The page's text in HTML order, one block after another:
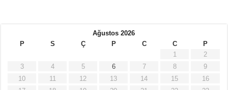
Ağustos 2026
P
S Ç P C C
P
1
2
3
4 5 6 7 8
9
10
11 12 13 14 15
16